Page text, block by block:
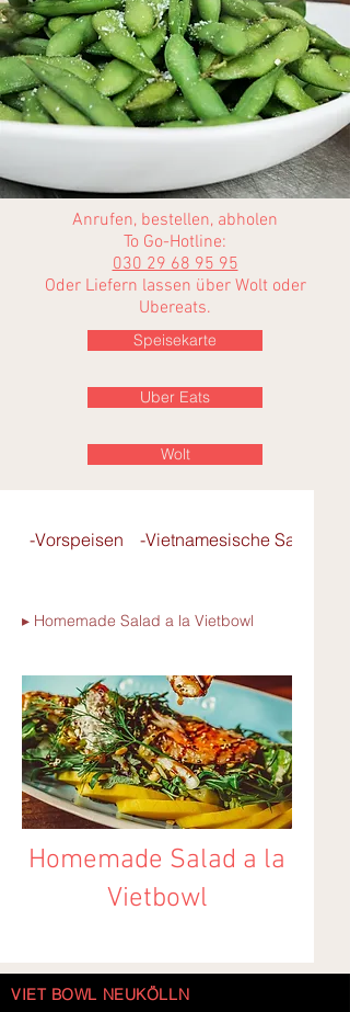
Anrufen, bestellen, abholen
To Go-Hotline:
030 29 68 95 95
Oder Liefern lassen über Wolt oder
Ubereats.
Speisekarte
Uber Eats
Wolt
-Vorspeisen -Vietnamesische Salate
▸ Homemade Salad a la Vietbowl
Homemade Salad a la
Vietbowl
VIET BOWL NEUKÖLLN